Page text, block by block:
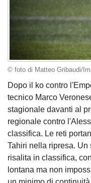
© foto di Matteo Gribaudi/
Dopo il ko contro
tecnico Marco
stagionale davanti al
regionale contro
classifica. Le reti
Tahiri nella ripresa.
risalita in classifica,
lontana ma non